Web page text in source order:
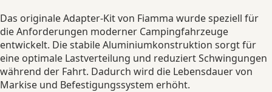
Das originale Adapter-Kit von Fiamma wurde speziell für
die Anforderungen moderner Campingfahrzeuge
entwickelt. Die stabile Aluminiumkonstruktion sorgt für
eine optimale Lastverteilung und reduziert Schwingungen
während der Fahrt. Dadurch wird die Lebensdauer von
Markise und Befestigungssystem erhöht.